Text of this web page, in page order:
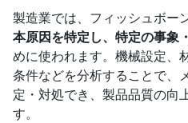
製造業では、フィッシュボー
本原因を特定し、特定の事象
めに使われます。機械設定、
条件などを分析することで、
定・対処でき、製品品質の向
す。